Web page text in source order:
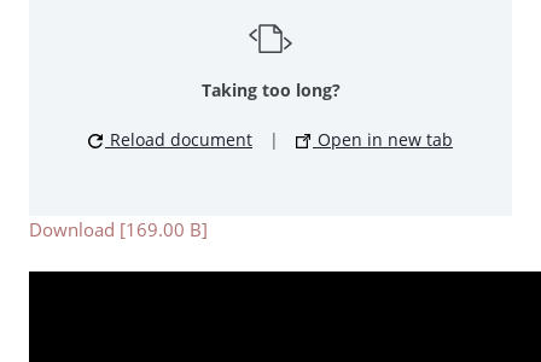
Taking too long?
Reload document | Open in new tab
Download [169.00 B]